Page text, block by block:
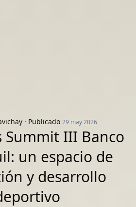
· Publicado 29 may 2026
Summit III Banco
un espacio de
y desarrollo